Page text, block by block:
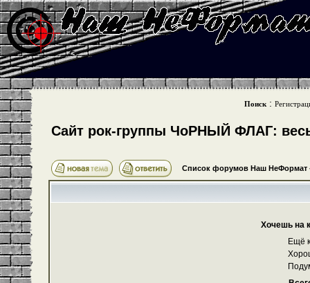
Поиск :
Cайт рок-группы ЧоРНЫЙ ФЛАГ:
Список форумов Наш НеФормат
Хочешь на
Ещё